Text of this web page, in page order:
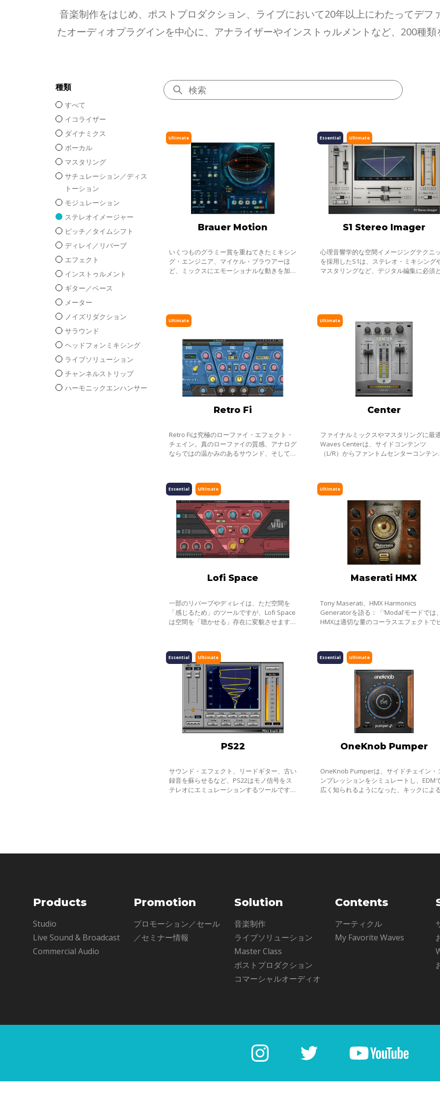
音楽制作をはじめ、ポストプロダクション、ライブにおいて20年以上にわたってデフ
たオーディオプラグインを中心に、アナライザーやインストゥルメントなど、200種類
種類
すべて
イコライザー
ダイナミクス
ボーカル
マスタリング
サチュレーション／ディス
トーション
モジュレーション
ステレオイメージャー
ピッチ／タイムシフト
ディレイ／リバーブ
エフェクト
インストゥルメント
ギター／ベース
メーター
ノイズリダクション
サラウンド
ヘッドフォンミキシング
ライブソリューション
チャンネルストリップ
ハーモニックエンハンサー
Ultimate
Brauer Motion
いくつものグラミー賞を重ねてきたミキシン
グ・エンジニア、マイケル・ブラウアーほ
ど、ミックスにエモーショナルな動きを加え
Ultimate
Essential
S1 Stereo Imager
心理音響学的な空間イメージングテクニ
を採用したS1は、ステレオ・ミキシング
マスタリングなど、デジタル編集に必須
Ultimate
Retro Fi
Retro Fiは究極のローファイ・エフェクト・
チェイン。真のローファイの質感、アナログ
ならではの温かみのあるサウンド、そして魅
Ultimate
Center
ファイナルミックスやマスタリングに最
Waves Centerは、サイドコンテンツ
（L/R）からファントムセンターコンテン
ロにでき、
Ultimate
Essential
Lofi Space
一部のリバーブやディレイは、ただ空間を
「感じるため」のツールですが、Lofi Space
は空間を「聴かせる」存在に変貌させます。
Ultimate
Maserati HMX
Tony Maserati、HMX Harmonics
Generatorを語る：「’Modal’モードでは、
HMXは適切な量のコーラスエフェクトで
世のものとは思え
Ultimate
Essential
PS22
サウンド・エフェクト、リードギター、古い
録音を蘇らせるなど、PS22はモノ信号をス
テレオにエミュレーションするツールです。
Ultimate
Essential
OneKnob Pumper
OneKnob Pumperは、サイドチェイン・
ンプレッションをシミュレートし、EDM
広く知られるようになった、キックによ
Products
Studio
Live Sound & Broadcast
Commercial Audio
Promotion
プロモーション／セール
／セミナー情報
Solution
音楽制作
ライブソリューション
Master Class
ポストプロダクション
コマーシャルオーディオ
Contents
アーティクル
My Favorite Waves